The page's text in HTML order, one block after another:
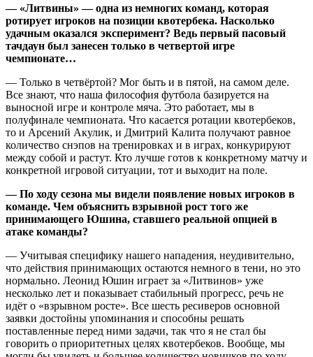
— «Литвины» — одна из немногих команд, которая
ротирует игроков на позиции квотербека. Насколько
удачным оказался эксперимент? Ведь первый пасовый
тачдаун был занесен только в четвертой игре
чемпионате…
— Только в четвёртой? Мог быть и в пятой, на самом деле.
Все знают, что наша философия футбола базируется на
выносной игре и контроле мяча. Это работает, мы в
полуфинале чемпионата. Что касается ротации квотербеков,
то и Арсений Акулик, и Дмитрий Калита получают равное
количество снэпов на тренировках и в играх, конкурируют
между собой и растут. Кто лучше готов к конкретному матчу и
конкретной игровой ситуации, тот и выходит на поле.
— По ходу сезона мы видели появление новых игроков в
команде. Чем объяснить взрывной рост того же
принимающего Юшина, ставшего реальной опцией в
атаке команды?
— Учитывая специфику нашего нападения, неудивительно,
что действия принимающих остаются немного в тени, но это
нормально. Леонид Юшин играет за «Литвинов» уже
несколько лет и показывает стабильный прогресс, речь не
идёт о «взрывном росте». Все шесть ресиверов основной
заявки достойны упоминания и способны решать
поставленные перед ними задачи, так что я не стал бы
говорить о приоритетных целях квотербеков. Вообще, мы